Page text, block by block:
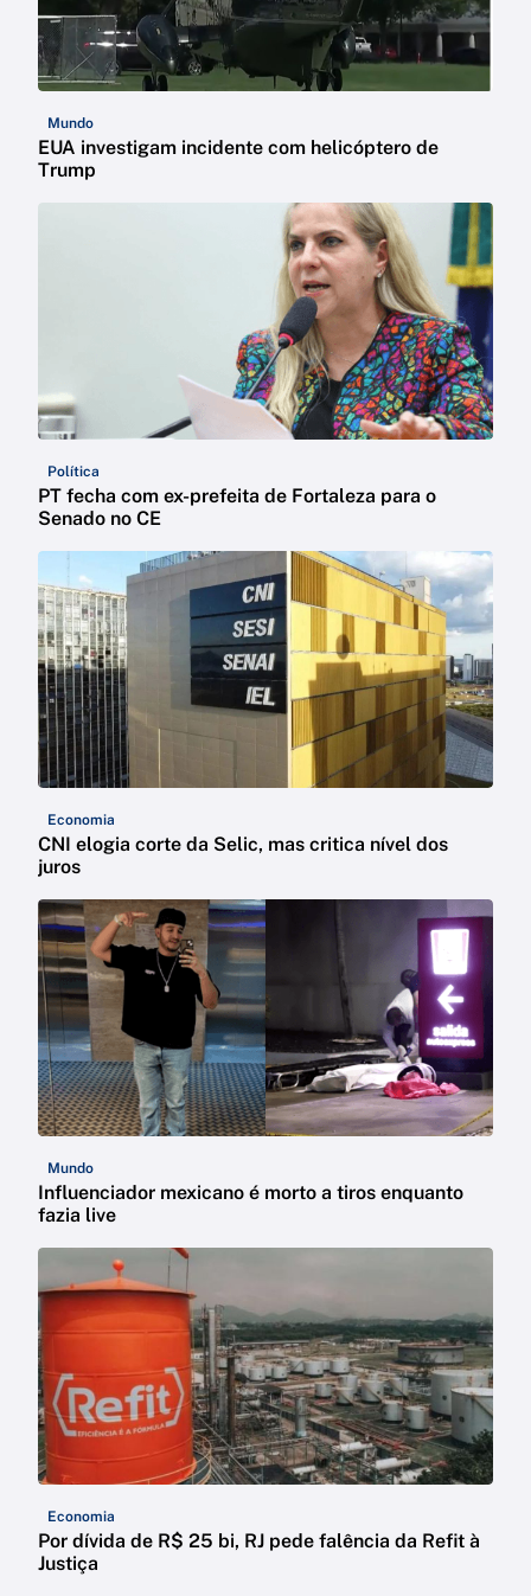
Mundo
EUA investigam incidente com helicóptero de
Trump
Política
PT fecha com ex-prefeita de Fortaleza para o
Senado no CE
Economia
CNI elogia corte da Selic, mas critica nível dos
juros
Mundo
Influenciador mexicano é morto a tiros enquanto
fazia live
Economia
Por dívida de R$ 25 bi, RJ pede falência da Refit à
Justiça